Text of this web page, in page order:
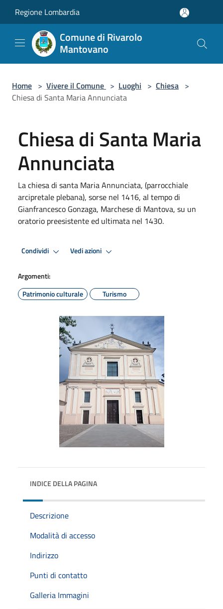
Regione Lombardia
Comune di Rivarolo
Mantovano
Home > Vivere il Comune > Luoghi > Chiesa >
Chiesa di Santa Maria Annunciata
Chiesa di Santa Maria
Annunciata
La chiesa di santa Maria Annunciata, (parrocchiale
arcipretale plebana), sorse nel 1416, al tempo di
Gianfrancesco Gonzaga, Marchese di Mantova, su un
oratorio preesistente ed ultimata nel 1430.
Condividi Vedi azioni
Argomenti:
Patrimonio culturale
Turismo
INDICE DELLA PAGINA
Descrizione
Modalità di accesso
Indirizzo
Punti di contatto
Galleria Immagini